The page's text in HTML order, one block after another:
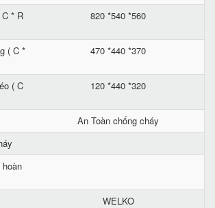
* R
820 *540 *560
( C *
470 *440 *370
( C
120 *440 *320
An Toàn chống cháy
WELKO